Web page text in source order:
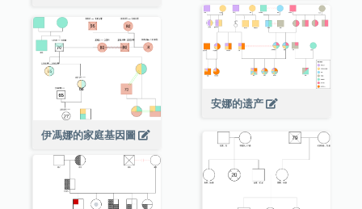
安娜的遗产
伊馮娜的家庭基因圖